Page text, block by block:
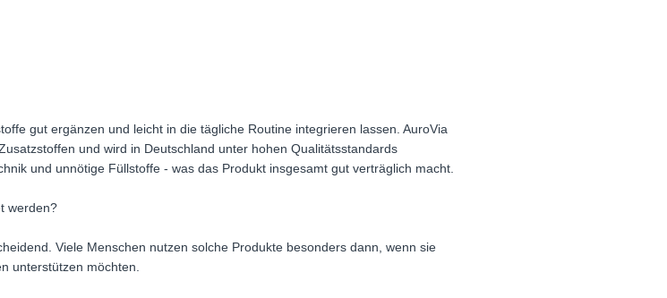
gut ergänzen und leicht in die tägliche Routine integrieren lassen. AuroVia
und wird in Deutschland unter hohen Qualitätsstandards
und unnötige Füllstoffe - was das Produkt insgesamt gut verträglich macht.
werden?
Viele Menschen nutzen solche Produkte besonders dann, wenn sie
unterstützen möchten.